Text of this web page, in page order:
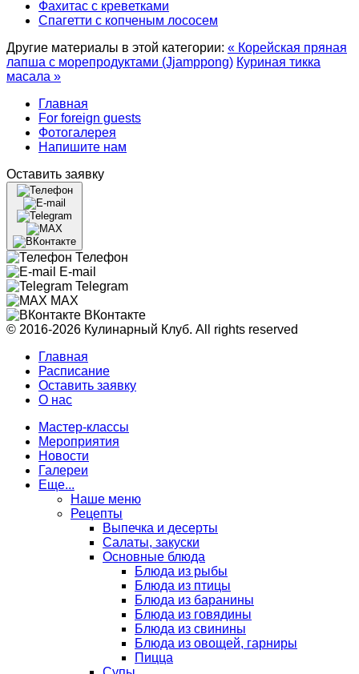
Фахитас с креветками
Спагетти с копченым лососем
Другие материалы в этой категории: « Корейская пряная
лапша с морепродуктами (Jjamppong) Куриная тикка
масала »
Главная
For foreign guests
Фотогалерея
Напишите нам
Оставить заявку
Телефон
E-mail
Telegram
MAX
ВКонтакте
© 2016-2026 Кулинарный Клуб. All rights reserved
Главная
Расписание
Оставить заявку
О нас
Мастер-классы
Мероприятия
Новости
Галереи
Еще...
Наше меню
Рецепты
Выпечка и десерты
Салаты, закуски
Основные блюда
Блюда из рыбы
Блюда из птицы
Блюда из баранины
Блюда из говядины
Блюда из свинины
Блюда из овощей, гарниры
Пицца